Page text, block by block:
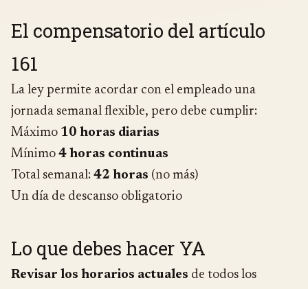
El compensatorio del artículo
161
La ley permite acordar con el empleado una
jornada semanal flexible, pero debe cumplir:
Máximo 10 horas diarias
Mínimo 4 horas continuas
Total semanal: 42 horas (no más)
Un día de descanso obligatorio
Lo que debes hacer YA
Revisar los horarios actuales de todos los